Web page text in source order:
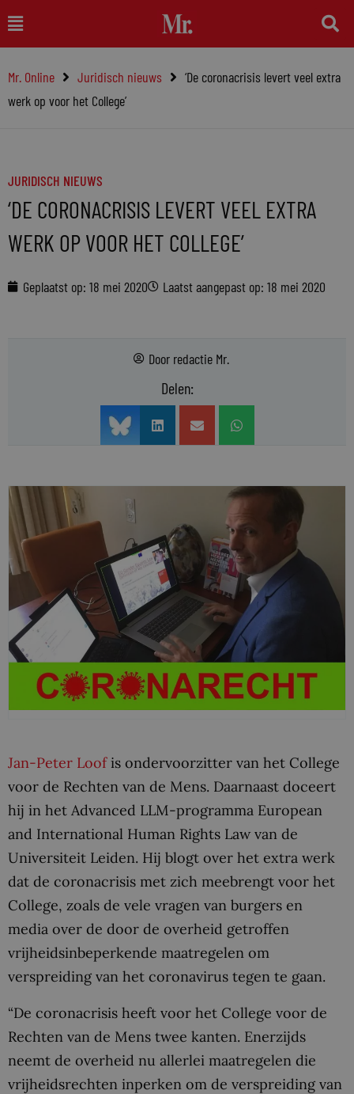
naar
inhoud
Main
Menu
Mr. Online Juridisch nieuws
‘De coronacrisis levert veel extra
werk op voor het College’
JURIDISCH NIEUWS
‘DE CORONACRISIS LEVERT VEEL EXTRA
WERK OP VOOR HET COLLEGE’
Geplaatst op: 18 mei 2020 Laatst aangepast op: 18 mei 2020
Door redactie Mr.
Delen:
Jan-Peter Loofis ondervoorzitter van het College
voor de Rechten van de Mens. Daarnaast doceert
hij in het Advanced LLM-programma European
and International Human Rights Law van de
Universiteit Leiden. Hij blogt over het extra werk
dat de coronacrisis met zich meebrengt voor het
College, zoals de vele vragen van burgers en
media over de door de overheid getroffen
vrijheidsinbeperkende maatregelen om
verspreiding van het coronavirus tegen te gaan.
“De coronacrisis heeft voor het College voor de
Rechten van de Mens twee kanten. Enerzijds
neemt de overheid nu allerlei maatregelen die
vrijheidsrechten inperken om de verspreiding van